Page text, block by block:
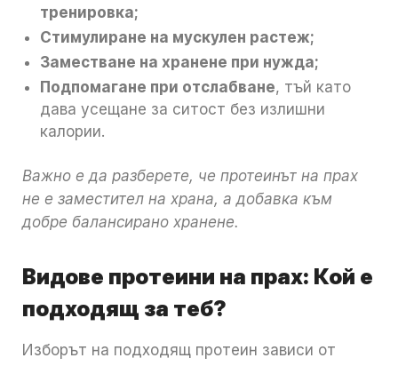
тренировка;
Стимулиране на мускулен растеж;
Заместване на хранене при нужда;
Подпомагане при отслабване, тъй като
дава усещане за ситост без излишни
калории.
Важно е да разберете, че протеинът на прах
не е заместител на храна, а добавка към
добре балансирано хранене.
Видове протеини на прах: Кой е
подходящ за теб?
Изборът на подходящ протеин зависи от